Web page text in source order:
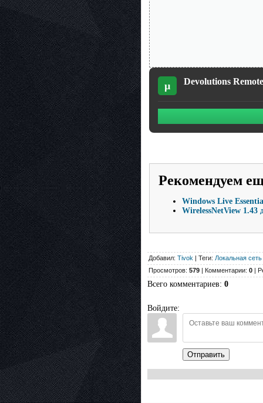
µ Devolutions
Рекомендуем
Windows Live
WirelessNetView 1.43
Добавил: Tivok | Теги: Локальная сеть
Просмотров: 579 | Комментарии: 0 |
Всего комментариев: 0
Войдите:
Отправить